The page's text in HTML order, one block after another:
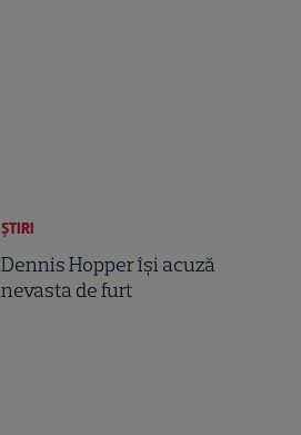
ȘTIRI
Dennis Hopper îşi acuză
nevasta de furt